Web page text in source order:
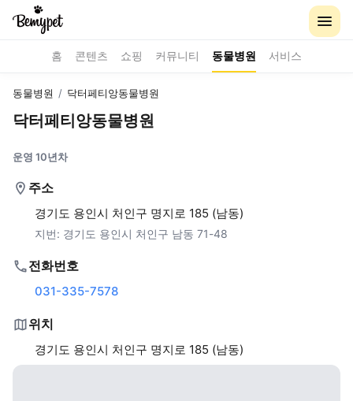
홈 콘텐츠 쇼핑 커뮤니티 동물병원 서비스
동물병원 / 닥터페티앙동물병원
닥터페티앙동물병원
운영 10년차
주소
경기도 용인시 처인구 명지로 185 (남동)
지번: 경기도 용인시 처인구 남동 71-48
전화번호
031-335-7578
위치
경기도 용인시 처인구 명지로 185 (남동)